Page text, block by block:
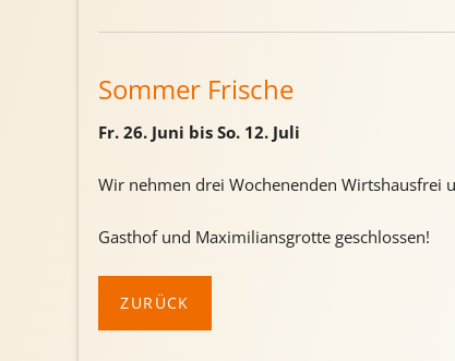
Sommer Frische
Fr. 26. Juni bis So. 12. Juli
Wir nehmen drei Wochenenden Wirtshausfrei
Gasthof und Maximiliansgrotte geschlossen!
ZURÜCK